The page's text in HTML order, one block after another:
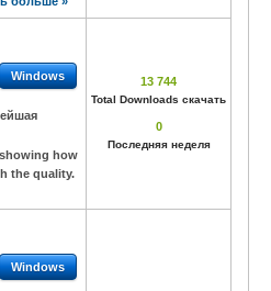
Windows
how
the quality.
13 744
Total Downloads скачать
0
Последняя неделя
Windows